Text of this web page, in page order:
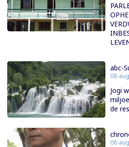
abc-
08-
Jogi
de
08-